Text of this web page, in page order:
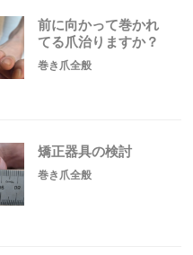
前に向かって巻かれ
てる爪治りますか？
巻き爪全般
矯正器具の検討
巻き爪全般